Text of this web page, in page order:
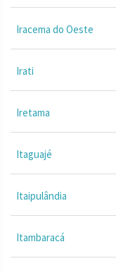
Iracema do Oeste
Irati
Iretama
Itaguajé
Itaipulândia
Itambaracá